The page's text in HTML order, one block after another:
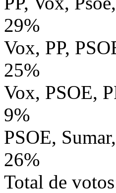
29%
Vox, PP,
25%
Vox, PSOE,
9%
PSOE,
26%
Total de